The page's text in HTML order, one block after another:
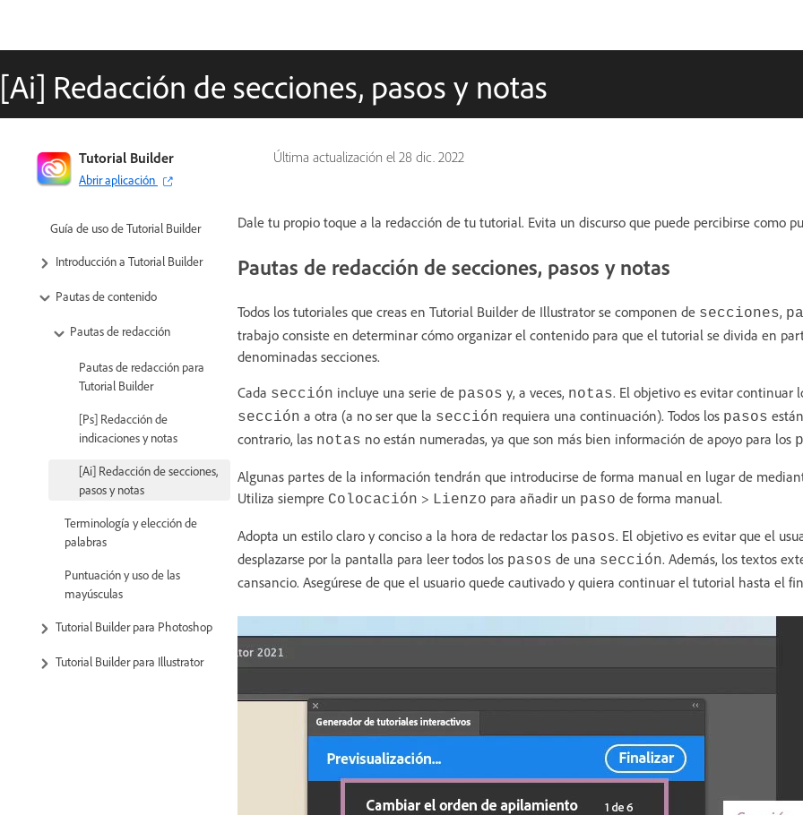
[Ai] Redacción de secciones, pasos y notas
Última actualización el 28 dic. 2022
Tutorial Builder
Abrir aplicación
Guía de uso de Tutorial Builder
Introducción a Tutorial Builder
Pautas de contenido
Pautas de redacción
Pautas de redacción para
Tutorial Builder
[Ps] Redacción de
indicaciones y notas
[Ai] Redacción de secciones,
pasos y notas
Terminología y elección de
palabras
Puntuación y uso de las
mayúsculas
Tutorial Builder para Photoshop
Tutorial Builder para Illustrator
Dale tu propio toque a la redacción de tu tutorial. Evita un discurso que puede percibirse como
Pautas de redacción de secciones, pasos y notas
Todos los tutoriales que creas en Tutorial Builder de Illustrator se componen de secciones,
trabajo consiste en determinar cómo organizar el contenido para que el tutorial se divida en
denominadas secciones.
Cada sección incluye una serie de pasos y, a veces, notas. El objetivo es evitar continuar
sección a otra (a no ser que la sección requiera una continuación). Todos los pasos
contrario, las notas no están numeradas, ya que son más bien información de apoyo para los
Algunas partes de la información tendrán que introducirse de forma manual en lugar de
Utiliza siempre Colocación > Lienzo para añadir un paso de forma manual.
Adopta un estilo claro y conciso a la hora de redactar los pasos. El objetivo es evitar que el
desplazarse por la pantalla para leer todos los pasos de una sección. Además, los textos
cansancio. Asegúrese de que el usuario quede cautivado y quiera continuar el tutorial hasta el